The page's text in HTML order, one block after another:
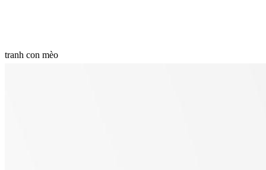
tranh con mèo